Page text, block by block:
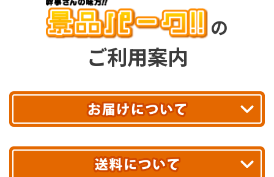
の
ご利用案内
最短翌日お届け!